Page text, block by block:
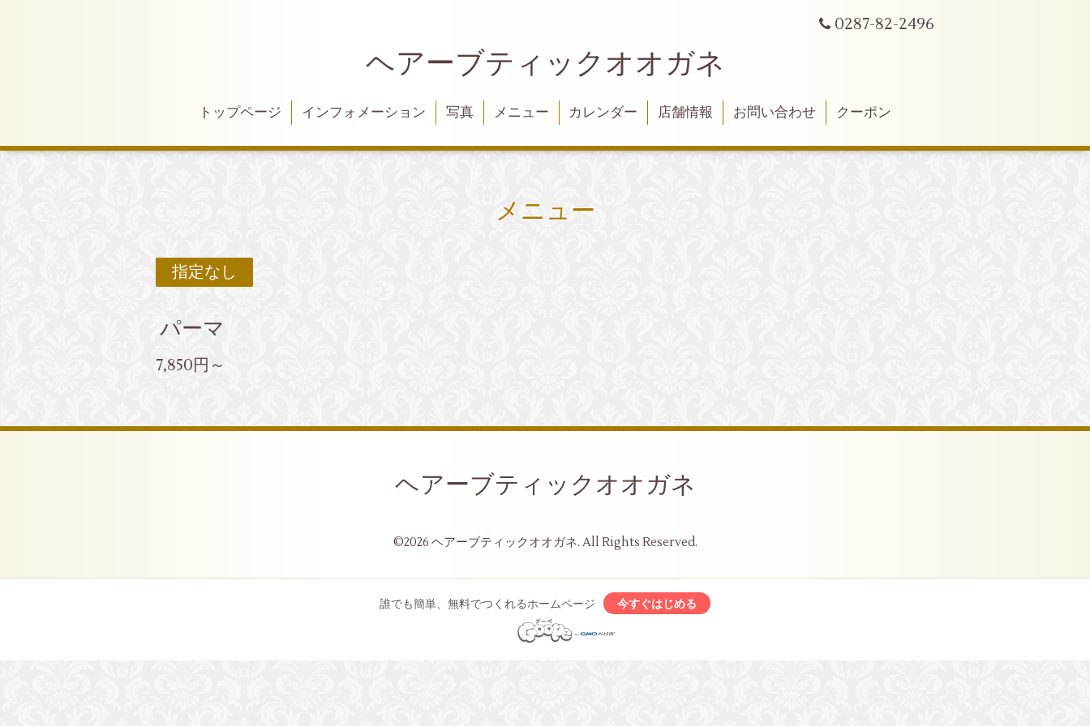
0287-82-2496
ヘアーブティックオオガネ
トップページ インフォメーション 写真 メニュー カレンダー 店舗情報 お問い合わせ クーポン
メニュー
指定なし
パーマ
7,850円～
ヘアーブティックオオガネ
©2026 ヘアーブティックオオガネ. All Rights Reserved.
誰でも簡単、無料でつくれるホームページ 今すぐはじめる